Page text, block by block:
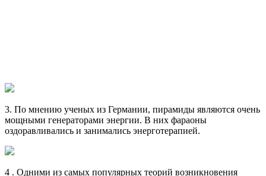
3. По мнению ученых из Германии, пирамиды являются очень
мощными генераторами энергии. В них фараоны
оздоравливались и занимались энерготерапией.
4 . Одними из самых популярных теорий возникновения